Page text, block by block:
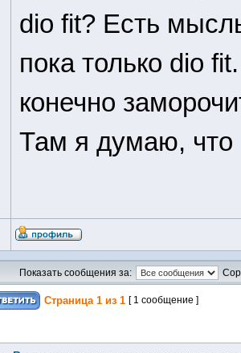
dio fit? Есть
пока только dio
конечно
Там я думаю, что
Показать сообщения за:
Страница 1 из 1 [ 1 сообщение ]